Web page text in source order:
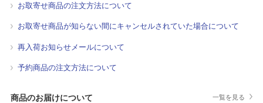
お取寄せ商品の注文方法について
お取寄せ商品が知らない間にキャンセルされていた場合について
再入荷お知らせメールについて
予約商品の注文方法について
商品のお届けについて 一覧を見る